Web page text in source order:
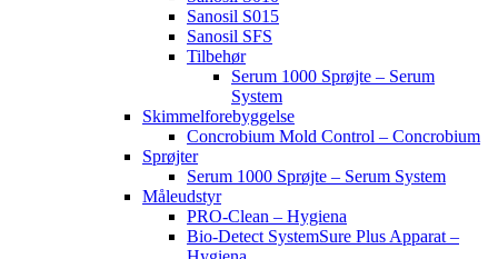
Sanosil S015
Sanosil SFS
Tilbehør
Serum 1000 Sprøjte – Serum
System
Skimmelforebyggelse
Concrobium Mold Control – Concrobium
Sprøjter
Serum 1000 Sprøjte – Serum System
Måleudstyr
PRO-Clean – Hygiena
Bio-Detect SystemSure Plus Apparat –